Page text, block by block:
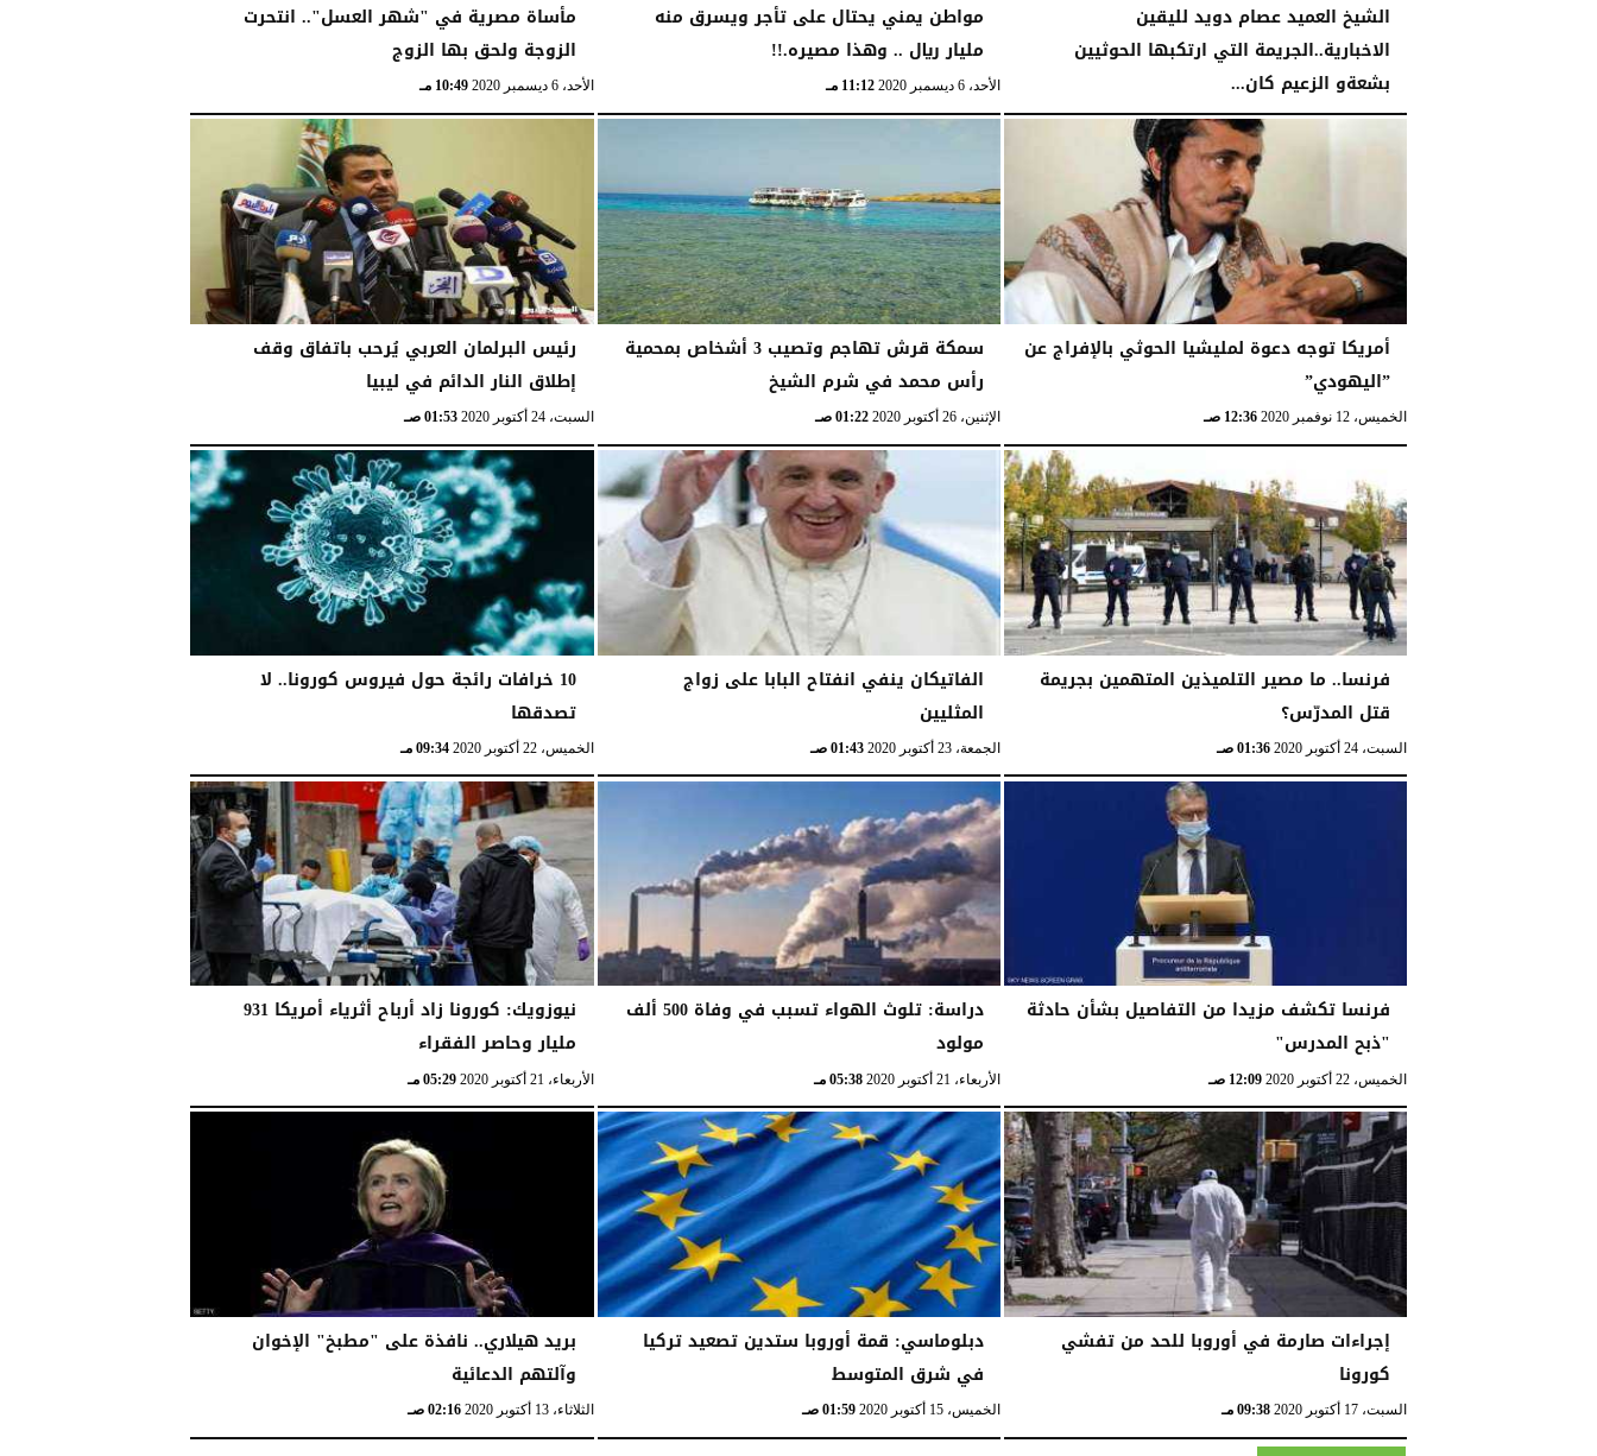
الشيخ العميد عصام دويد لليقين
الاخبارية..الجريمة التي ارتكبها الحوثيين
بشعةو الزعيم كان...
الإثنين، 21 ديسمبر 2020 09:35 صـ
مواطن يمني يحتال على تأجر ويسرق منه
مليار ريال .. وهذا مصيره.!!
الأحد، 6 ديسمبر 2020 11:12 مـ
مأساة مصرية في "شهر العسل".. انتحرت
الزوجة ولحق بها الزوج
الأحد، 6 ديسمبر 2020 10:49 مـ
أمريكا توجه دعوة لمليشيا الحوثي بالإفراج عن
”اليهودي”
الخميس، 12 نوفمبر 2020 12:36 صـ
سمكة قرش تهاجم وتصيب 3 أشخاص بمحمية
رأس محمد في شرم الشيخ
الإثنين، 26 أكتوبر 2020 01:22 صـ
رئيس البرلمان العربي يُرحب باتفاق وقف
إطلاق النار الدائم في ليبيا
السبت، 24 أكتوبر 2020 01:53 صـ
فرنسا.. ما مصير التلميذين المتهمين بجريمة
قتل المدرّس؟
السبت، 24 أكتوبر 2020 01:36 صـ
الفاتيكان ينفي انفتاح البابا على زواج
المثليين
الجمعة، 23 أكتوبر 2020 01:43 صـ
10 خرافات رائجة حول فيروس كورونا.. لا
تصدقها
الخميس، 22 أكتوبر 2020 09:34 مـ
فرنسا تكشف مزيدا من التفاصيل بشأن حادثة
"ذبح المدرس"
الخميس، 22 أكتوبر 2020 12:09 صـ
دراسة: تلوث الهواء تسبب في وفاة 500 ألف
مولود
الأربعاء، 21 أكتوبر 2020 05:38 مـ
نيوزويك: كورونا زاد أرباح أثرياء أمريكا 931
مليار وحاصر الفقراء
الأربعاء، 21 أكتوبر 2020 05:29 مـ
إجراءات صارمة في أوروبا للحد من تفشي
كورونا
السبت، 17 أكتوبر 2020 09:38 مـ
دبلوماسي: قمة أوروبا ستدين تصعيد تركيا
في شرق المتوسط
الخميس، 15 أكتوبر 2020 01:59 صـ
بريد هيلاري.. نافذة على "مطبخ" الإخوان
وآلتهم الدعائية
الثلاثاء، 13 أكتوبر 2020 02:16 صـ